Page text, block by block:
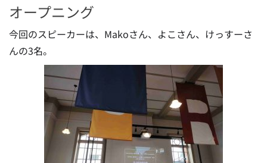
オープニング
今回のスピーカーは、Makoさん、よこさん、けっすーさ
んの3名。